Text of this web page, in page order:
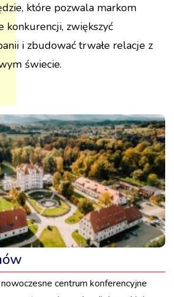
które pozwala markom
konkurencji, zwiększyć
i zbudować trwałe relacje z
świecie.
centrum konferencyjne